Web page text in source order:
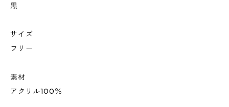
黒
サイズ
フリー
素材
アクリル100％